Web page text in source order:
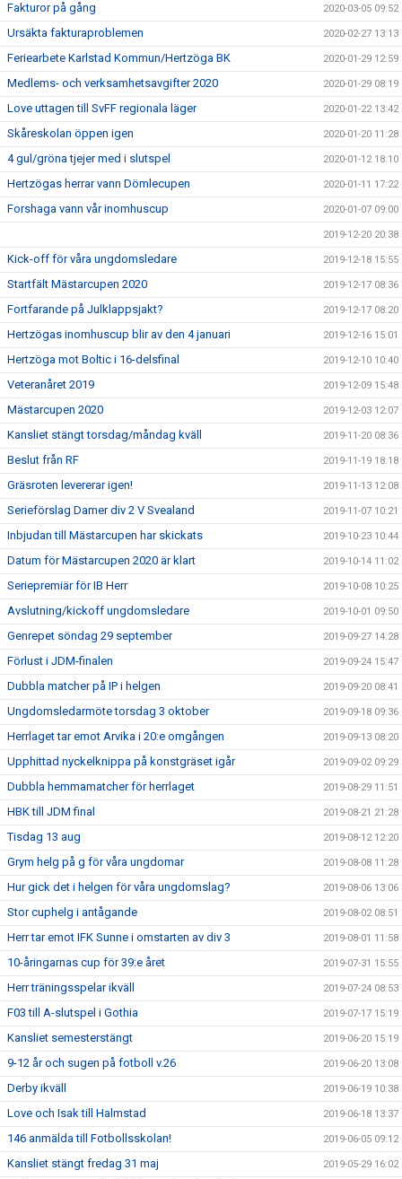
Fakturor på gång 2020-03-05 09:52
Ursäkta fakturaproblemen 2020-02-27 13:13
Feriearbete Karlstad Kommun/Hertzöga BK 2020-01-29 12:59
Medlems- och verksamhetsavgifter 2020 2020-01-29 08:19
Love uttagen till SvFF regionala läger 2020-01-22 13:42
Skåreskolan öppen igen 2020-01-20 11:28
4 gul/gröna tjejer med i slutspel 2020-01-12 18:10
Hertzögas herrar vann Dömlecupen 2020-01-11 17:22
Forshaga vann vår inomhuscup 2020-01-07 09:00
2019-12-20 20:38
Kick-off för våra ungdomsledare 2019-12-18 15:55
Startfält Mästarcupen 2020 2019-12-17 08:36
Fortfarande på Julklappsjakt? 2019-12-17 08:20
Hertzögas inomhuscup blir av den 4 januari 2019-12-16 15:01
Hertzöga mot Boltic i 16-delsfinal 2019-12-10 10:40
Veteranåret 2019 2019-12-09 15:48
Mästarcupen 2020 2019-12-03 12:07
Kansliet stängt torsdag/måndag kväll 2019-11-20 08:36
Beslut från RF 2019-11-19 18:18
Gräsroten levererar igen! 2019-11-13 12:08
Serieförslag Damer div 2 V Svealand 2019-11-07 10:21
Inbjudan till Mästarcupen har skickats 2019-10-23 10:44
Datum för Mästarcupen 2020 är klart 2019-10-14 11:02
Seriepremiär för IB Herr 2019-10-08 10:25
Avslutning/kickoff ungdomsledare 2019-10-01 09:50
Genrepet söndag 29 september 2019-09-27 14:28
Förlust i JDM-finalen 2019-09-24 15:47
Dubbla matcher på IP i helgen 2019-09-20 08:41
Ungdomsledarmöte torsdag 3 oktober 2019-09-18 09:36
Herrlaget tar emot Arvika i 20:e omgången 2019-09-13 08:20
Upphittad nyckelknippa på konstgräset igår 2019-09-02 09:29
Dubbla hemmamatcher för herrlaget 2019-08-29 11:51
HBK till JDM final 2019-08-21 21:28
Tisdag 13 aug 2019-08-12 12:20
Grym helg på g för våra ungdomar 2019-08-08 11:28
Hur gick det i helgen för våra ungdomslag? 2019-08-06 13:06
Stor cuphelg i antågande 2019-08-02 08:51
Herr tar emot IFK Sunne i omstarten av div 3 2019-08-01 11:58
10-åringarnas cup för 39:e året 2019-07-31 15:55
Herr träningsspelar ikväll 2019-07-24 08:53
F03 till A-slutspel i Gothia 2019-07-17 15:19
Kansliet semesterstängt 2019-06-20 15:19
9-12 år och sugen på fotboll v.26 2019-06-20 13:08
Derby ikväll 2019-06-19 10:38
Love och Isak till Halmstad 2019-06-18 13:37
146 anmälda till Fotbollsskolan! 2019-06-05 09:12
Kansliet stängt fredag 31 maj 2019-05-29 16:02